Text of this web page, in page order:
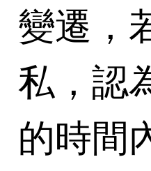
變遷，
私，認
的時間